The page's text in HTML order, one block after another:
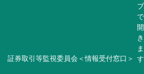
証券取引等監視委員会＜情報受付窓口＞